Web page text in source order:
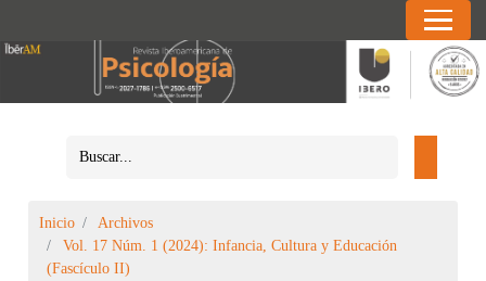
Inicio
Archivos
Vol. 17 Núm. 1 (2024): Infancia, Cultura y Educación
(Fascículo II)